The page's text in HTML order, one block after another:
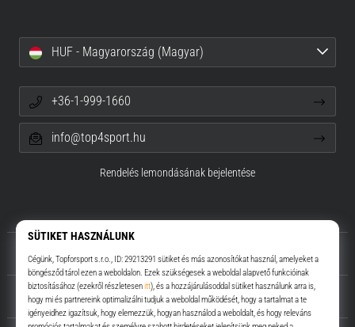
Rólunk
Ügyfélszolgálat
HUF - Magyarország (Magyar)
+36-1-999-1660
info@top4sport.hu
Rendelés lemondásának bejelentése